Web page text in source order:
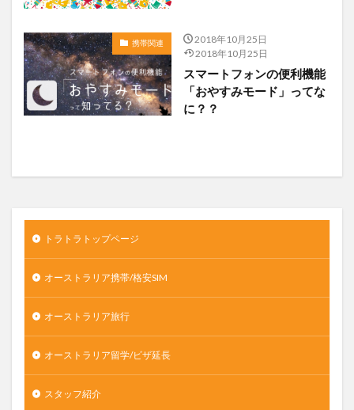
携帯関連
2018年10月25日
2018年10月25日
スマートフォンの便利機能
「おやすみモード」ってな
に？？
トラトラトップページ
オーストラリア携帯/格安SIM
オーストラリア旅行
オーストラリア留学/ビザ延長
スタッフ紹介